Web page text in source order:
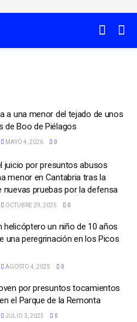
a una menor del tejado de unos
de Boo de Piélagos
MAYO 4, 2026 0
juicio por presuntos abusos
menor en Cantabria tras la
nuevas pruebas por la defensa
OCTUBRE 29, 2025 0
helicóptero un niño de 10 años
una peregrinación en los Picos
AGOSTO 4, 2025 0
por presuntos tocamientos
el Parque de la Remonta
JULIO 3, 2025 0